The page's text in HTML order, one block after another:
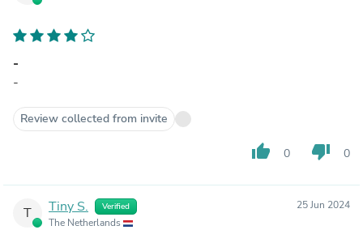
-
-
Review collected from invite
thumb_up 0 thumb_down 0
T Tiny S. Verified
The Netherlands
25 Jun 2024